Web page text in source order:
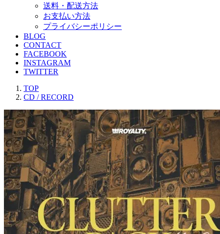
送料・配送方法
お支払い方法
プライバシーポリシー
BLOG
CONTACT
FACEBOOK
INSTAGRAM
TWITTER
TOP
CD / RECORD